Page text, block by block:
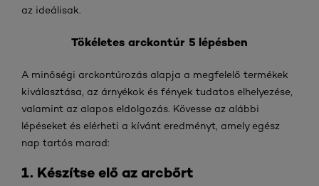
az ideálisak.
Tökéletes arckontúr 5 lépésben
A minőségi arckontúrozás alapja a megfelelő termékek
kiválasztása, az árnyékok és fények tudatos elhelyezése,
valamint az alapos eldolgozás. Kövesse az alábbi
lépéseket és elérheti a kívánt eredményt, amely egész
nap tartós marad:
1. Készítse elő az arcbőrt